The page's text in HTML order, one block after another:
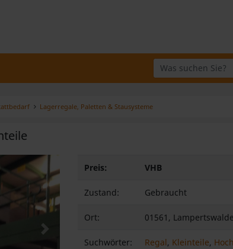
Was suchen Sie?
Lagerregale, Paletten & Stausysteme
Weiter
Preis: VHB
Zustand: Gebraucht
Ort: 01561,
Suchwörter: Regal, Kleinteile,